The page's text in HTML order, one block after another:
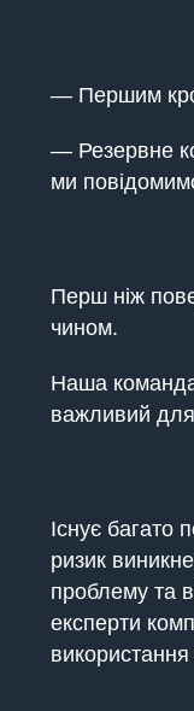
— Першим
— Резервне
ми
Перш ніж
чином.
Наша команда
важливий
Існує багато
ризик
проблему та
експерти
використання